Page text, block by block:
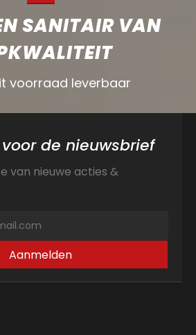
SANITAIR VAN
voorraad leverbaar
de nieuwsbrief
van nieuwe acties &
Aanmelden